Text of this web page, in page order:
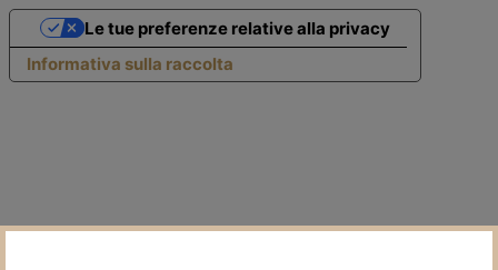
Informativa sulla raccolta
Le tue preferenze relative alla privacy